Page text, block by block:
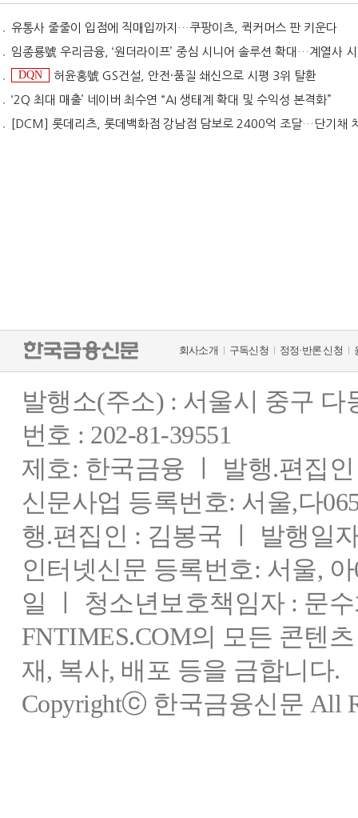
유통사 줄줄이 입점에 직매입까지…쿠팡이츠, 퀵커머스 판 키운다
임종룡號 우리금융, ‘원더라이프’ 중심 시니어 솔루션 확대…계열사 시너지 '관건' [금융 시니어 비즈니
DQN
허윤홍號 GS건설, 안전·품질 쇄신으로 시평 3위 탈환
‘2Q 최대 매출’ 네이버 최수연 “AI 생태계 확대 및 수익성 본격화”
[DCM] 롯데리츠, 롯데백화점 강남점 담보로 2400억 조달…단기채
회사소개 구독신청 정정·반론 신청
발행소(주소) : 서울시 중구
번호 : 202-81-39551
제호: 한국금융 ㅣ 발행.편집
신문사업 등록번호: 서울,다
행.편집인 : 김봉국 ㅣ 발행일
인터넷신문 등록번호: 서울,
일 ㅣ 청소년보호책임자 : 문
FNTIMES.COM의 모든 콘텐
재, 복사, 배포 등을 금합니다.
Copyrightⓒ 한국금융신문 All